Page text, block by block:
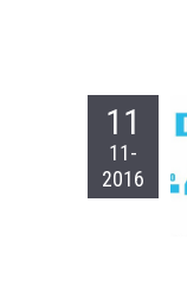
11
11-
2016